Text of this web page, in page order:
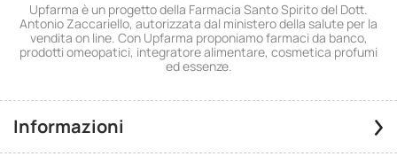
Upfarma è un progetto della Farmacia Santo Spirito del Dott.
Antonio Zaccariello, autorizzata dal ministero della salute per la
vendita on line. Con Upfarma proponiamo farmaci da banco,
prodotti omeopatici, integratore alimentare, cosmetica profumi
ed essenze.
Informazioni